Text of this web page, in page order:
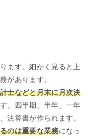
ます。細かく見ると上
があります。
士などと月末に月次決
。四半期、半年、一年
決算書が作られます。
のは重要な業務になっ